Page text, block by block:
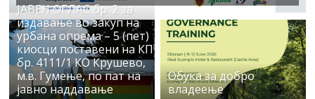
ЈАВЕН ОГЛАС бр. 2 за
издавање во закуп на
урбана опрема – 5 (пет)
киосци поставени на КП
бр. 4111/1 КО Крушево,
м.в. Гумење, по пат на
јавно наддавање
Обука за добро
владеење